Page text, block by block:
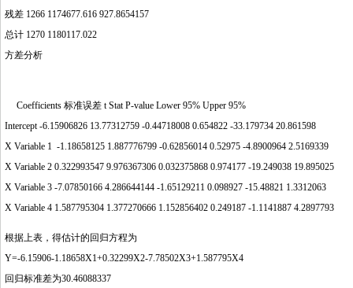
残差 1266 1174677.616 927.8654157
总计 1270 1180117.022
方差分析
Coefficients 标准误差 t Stat P-value Lower 95% Upper 95%
Intercept -6.15906826 13.77312759 -0.44718008 0.654822 -33.179734 20.861598
X Variable 1 -1.18658125 1.887776799 -0.62856014 0.52975 -4.8900964 2.5169339
X Variable 2 0.322993547 9.976367306 0.032375868 0.974177 -19.249038 19.895025
X Variable 3 -7.07850166 4.286644144 -1.65129211 0.098927 -15.48821 1.3312063
X Variable 4 1.587795304 1.377270666 1.152856402 0.249187 -1.1141887 4.2897793
根据上表，得估计的回归方程为
Y=-6.15906-1.18658X1+0.32299X2-7.78502X3+1.587795X4
回归标准差为30.46088337